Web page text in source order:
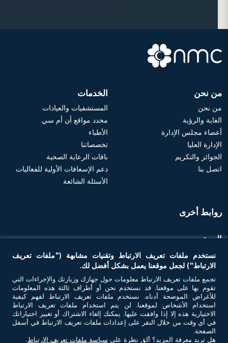
من نحن
من نحن
الغاية والرؤية
أعضاء مجلس الإدارة
الإدارة العليا
الجوائز والتكريم
اتصل بنا
الخدمات
المستشفيات والعيادات
محدد مواقع أن أم سي
الأطباء
تخصصاتنا
باقات الرعاية الصحية
دعم الإسعافات الأولية للفعاليات
الأسئلة الشائعة
روابط أخرى
الموعد
احجز موعد
تواصل معنا
نستخدم ملفات تعريف الارتباط وتقنيات مشابهة ("ملفات تعريف
الارتباط") لجعل موقعنا يعمل بشكل أفضل لك.
تجمع ملفات تعريف الارتباط معلومات حول جهازك وزيارتك والإجراءات التي
تقوم بها على موقعنا. قد نستخدم نحن أو أطراف ثالثة هذه المعلومات
للأغراض الموضحة أدناه. نستخدم ملفات تعريف الارتباط لفهم كيفية
استخدام الأشخاص لموقعنا. لن يتم استخدام ملفات تعريف الارتباط
الاختيارية هذه إلا إذا وافقت عليها. يمكنك إلغاء الاشتراك أو تغيير اختياراتك
في أي وقت من خلال النقر على إعدادات ملفات تعريف الارتباط في أسفل
الصفحة.
هل تريد معرفة المزيد؟ ألقِ نظرة على سياسة ملفات تعريف الارتباط.